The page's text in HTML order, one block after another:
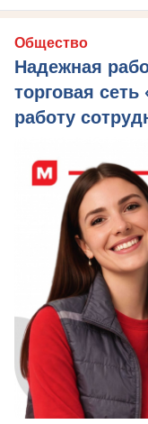
Общество
Надежная
торговая
работу